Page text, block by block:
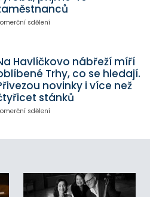
sdělení
Havlíčkovo nábřeží míří
Trhy, co se hledají.
novinky i více než
stánků
sdělení